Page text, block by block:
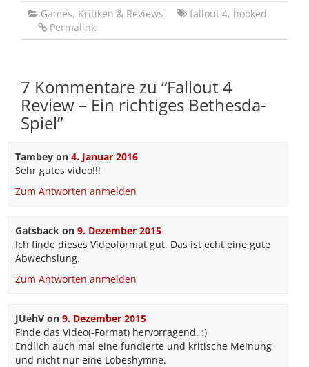
Games, Kritiken & Reviews fallout 4, hooked
Permalink
7 Kommentare zu “Fallout 4
Review – Ein richtiges Bethesda-
Spiel”
Tambeyon 4. Januar 2016
Sehr gutes video!!!
Zum Antworten anmelden
Gatsbackon 9. Dezember 2015
Ich finde dieses Videoformat gut. Das ist echt eine gute
Abwechslung.
Zum Antworten anmelden
JUehVon 9. Dezember 2015
Finde das Video(-Format) hervorragend. :)
Endlich auch mal eine fundierte und kritische Meinung
und nicht nur eine Lobeshymne.